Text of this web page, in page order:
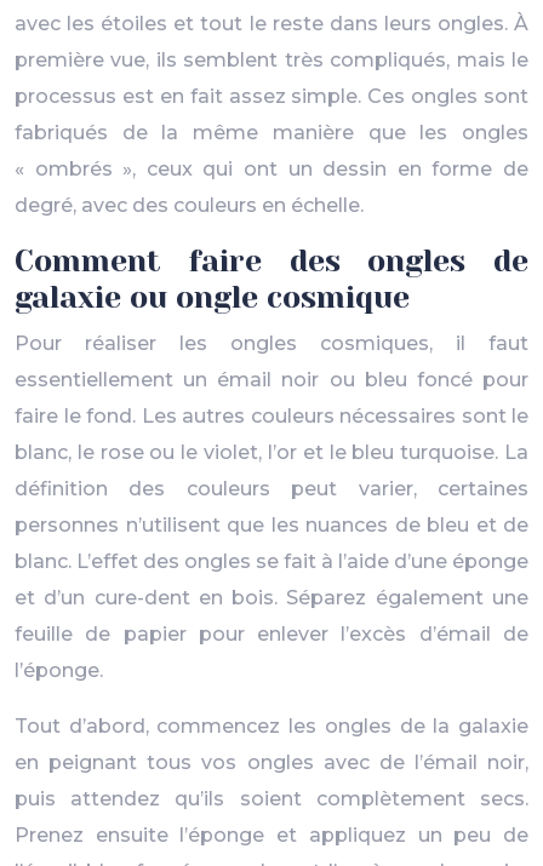
avec les étoiles et tout le reste dans leurs ongles. À
première vue, ils semblent très compliqués, mais le
processus est en fait assez simple. Ces ongles sont
fabriqués de la même manière que les ongles
« ombrés », ceux qui ont un dessin en forme de
degré, avec des couleurs en échelle.
Comment faire des ongles de
galaxie ou ongle cosmique
Pour réaliser les ongles cosmiques, il faut
essentiellement un émail noir ou bleu foncé pour
faire le fond. Les autres couleurs nécessaires sont le
blanc, le rose ou le violet, l’or et le bleu turquoise. La
définition des couleurs peut varier, certaines
personnes n’utilisent que les nuances de bleu et de
blanc. L’effet des ongles se fait à l’aide d’une éponge
et d’un cure-dent en bois. Séparez également une
feuille de papier pour enlever l’excès d’émail de
l’éponge.
Tout d’abord, commencez les ongles de la galaxie
en peignant tous vos ongles avec de l’émail noir,
puis attendez qu’ils soient complètement secs.
Prenez ensuite l’éponge et appliquez un peu de